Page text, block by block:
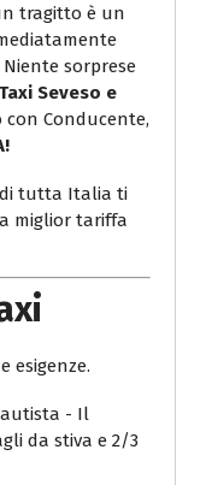
tragitto è un
sorprese
Seveso e
con Conducente,
di tutta Italia ti
miglior tariffa
esigenze.
- Il
da stiva e 2/3